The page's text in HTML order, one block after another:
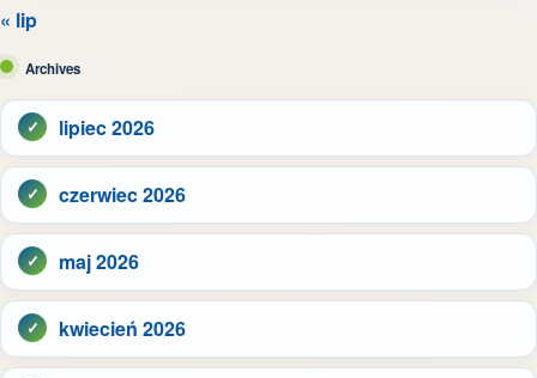
« lip
Archives
lipiec 2026
czerwiec 2026
maj 2026
kwiecień 2026